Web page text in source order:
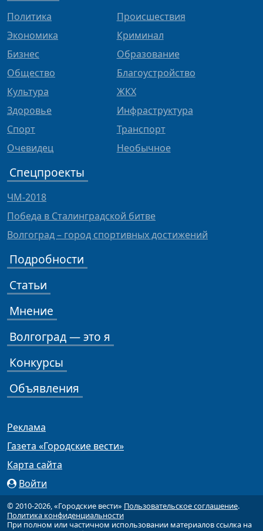
Политика
Экономика
Бизнес
Общество
Культура
Здоровье
Спорт
Очевидец
Происшествия
Криминал
Образование
Благоустройство
ЖКХ
Инфраструктура
Транспорт
Необычное
Спецпроекты
ЧМ-2018
Победа в Сталинградской битве
Волгоград – город спортивных достижений
Подробности
Статьи
Мнение
Волгоград — это я
Конкурсы
Объявления
Реклама
Газета «Городские вести»
Карта сайта
Войти
© 2010-2026, «Городские вести» Пользовательское соглашение.
Политика конфиденциальности
При полном или частичном использовании материалов ссылка на